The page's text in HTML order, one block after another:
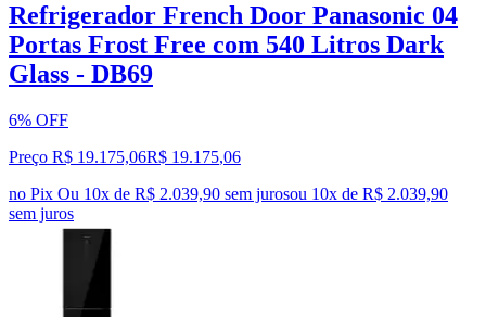
Refrigerador French Door Panasonic 04
Portas Frost Free com 540 Litros Dark
Glass - DB69
6% OFF
Preço R$ 19.175,06R$ 19.175,06
no Pix Ou 10x de R$ 2.039,90 sem jurosou 10x de R$ 2.039,90
sem juros